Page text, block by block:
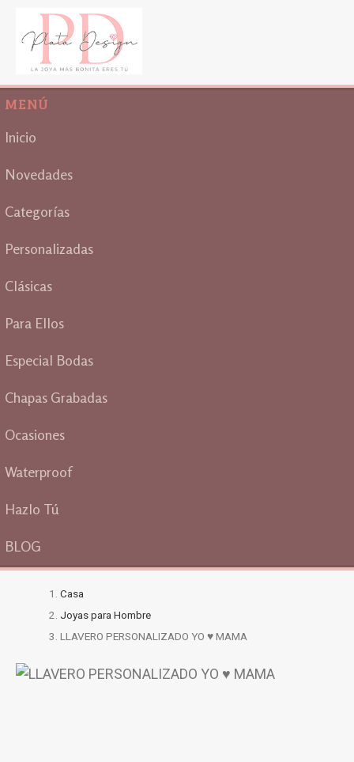
MENÚ
Inicio
Novedades
Categorías
Personalizadas
Clásicas
Para Ellos
Especial Bodas
Chapas Grabadas
Ocasiones
Waterproof
Hazlo Tú
BLOG
Casa
Joyas para Hombre
LLAVERO PERSONALIZADO YO ♥ MAMA